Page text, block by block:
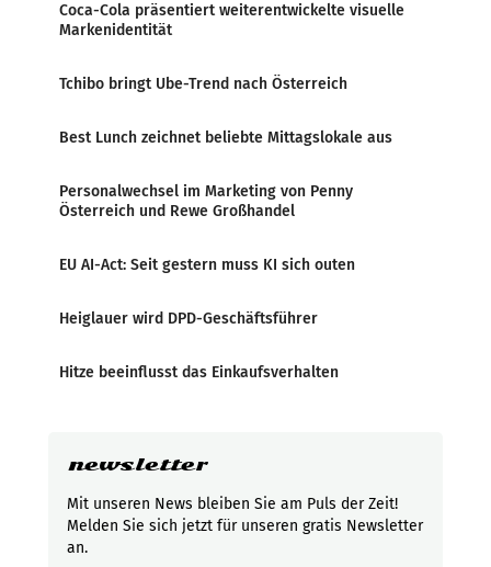
Coca-Cola präsentiert weiterentwickelte visuelle
Markenidentität
Tchibo bringt Ube-Trend nach Österreich
Best Lunch zeichnet beliebte Mittagslokale aus
Personalwechsel im Marketing von Penny
Österreich und Rewe Großhandel
EU AI-Act: Seit gestern muss KI sich outen
Heiglauer wird DPD-Geschäftsführer
Hitze beeinflusst das Einkaufsverhalten
newsletter
Mit unseren News bleiben Sie am Puls der Zeit!
Melden Sie sich jetzt für unseren gratis Newsletter
an.